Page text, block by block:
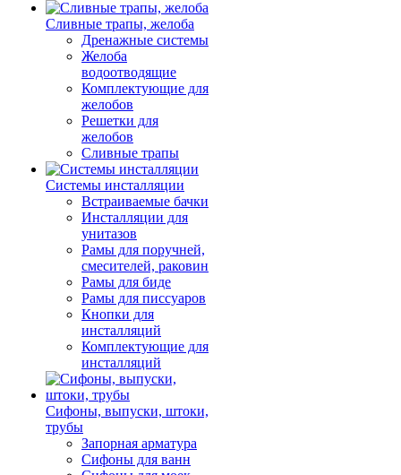
Сливные трапы, желоба
Дренажные системы
Желоба
водоотводящие
Комплектующие для
желобов
Решетки для
желобов
Сливные трапы
Системы инсталляции
Встраиваемые бачки
Инсталляции для
унитазов
Рамы для поручней,
смесителей, раковин
Рамы для биде
Рамы для писсуаров
Кнопки для
инсталляций
Комплектующие для
инсталляций
Сифоны, выпуски, штоки,
трубы
Запорная арматура
Сифоны для ванн